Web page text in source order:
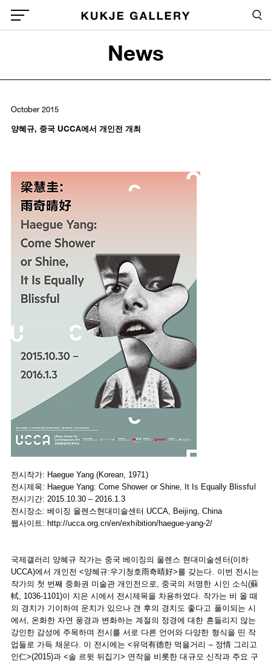
Skip to main content
Global Menu Open Button
News
October 2015
양혜규, 중국 UCCA에서 개인전 개최
전시작가: Haegue Yang (Korean, 1971)
전시제목: Haegue Yang: Come Shower or Shine, It Is Equally Blissful
전시기간: 2015.10.30 – 2016.1.3
전시장소: 베이징 울렌스현대미술센터 UCCA, Beijing, China
웹사이트: http://ucca.org.cn/en/exhibition/haegue-yang-2/
국제갤러리 양혜규 작가는 중국 베이징의 울렌스 현대미술센터(이하
UCCA)에서 개인전 <양혜규:우기청호雨奇晴好>를 갖는다. 이번 전시는
작가의 첫 번째 중화권 미술관 개인전으로, 중국의 저명한 시인 소식(蘇
軾, 1036-1101)이 지은 시에서 전시제목을 차용하였다. 작가는 비 올 때
의 경치가 기이하여 운치가 있으나 갠 후의 경치도 좋다고 풀이되는 시
에서, 온화한 자연 풍경과 변화하는 계절의 정경에 대한 흔들리지 않는
강인한 감성에 주목하며 전시를 서로 다른 언어와 다양한 형식을 띤 작
업들로 가득 채운다. 이 전시에는 <유덕有德한 먹을거리 – 정情 그리고
인仁>(2015)과 <솔 르윗 뒤집기> 연작을 비롯한 대규모 신작과 주요 구